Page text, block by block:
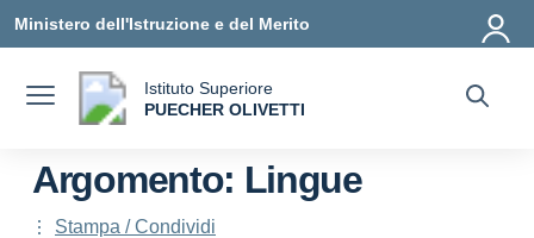
Ministero dell'Istruzione e del Merito
Istituto Superiore
PUECHER OLIVETTI
Argomento: Lingue
Stampa / Condividi